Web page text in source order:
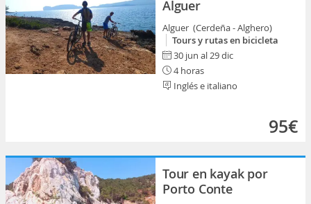
Alguer
Alguer (Cerdeña - Alghero)
Tours y rutas en bicicleta
30 jun al 29 dic
4 horas
Inglés e italiano
95€
Tour en kayak por
Porto Conte